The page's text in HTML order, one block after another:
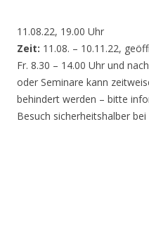
11.08.22, 19.00 Uhr
Zeit: 11.08. – 10.11.22,
Fr. 8.30 – 14.00 Uhr und
oder Seminare kann
behindert werden – bitte
Besuch sicherheitshalber bei